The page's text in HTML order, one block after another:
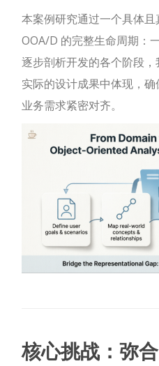
本案例研究通过一个具体
OOA/D 的完整生命周期：
逐步剖析开发的各个阶段
实际的设计成果中体现，
业务需求紧密对齐。
核心挑战：弥